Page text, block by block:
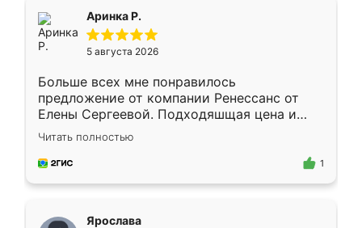
Аринка Р.
5 августа 2026
Больше всех мне понравилось
предложение от компании Ренессанс от
Елены Сергеевой. Подходяшщая цена и
короткие сроки изготовления. Приехавший
для замера сотрудник Владислав
предложил по моему эскизу самый
Читать полностью
1
Ярослава